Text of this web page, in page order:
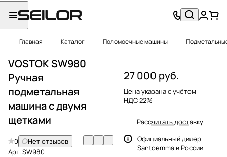
Главная Каталог Поломоечные машины
VOSTOK SW980
Ручная
подметальная
машина с двумя
щетками
0
Нет отзывов
Арт.SW980
27 000 руб.
Цена указана с учётом
НДС 22%
Рассчитать доставку
Официальный дилер
Santoemma в России